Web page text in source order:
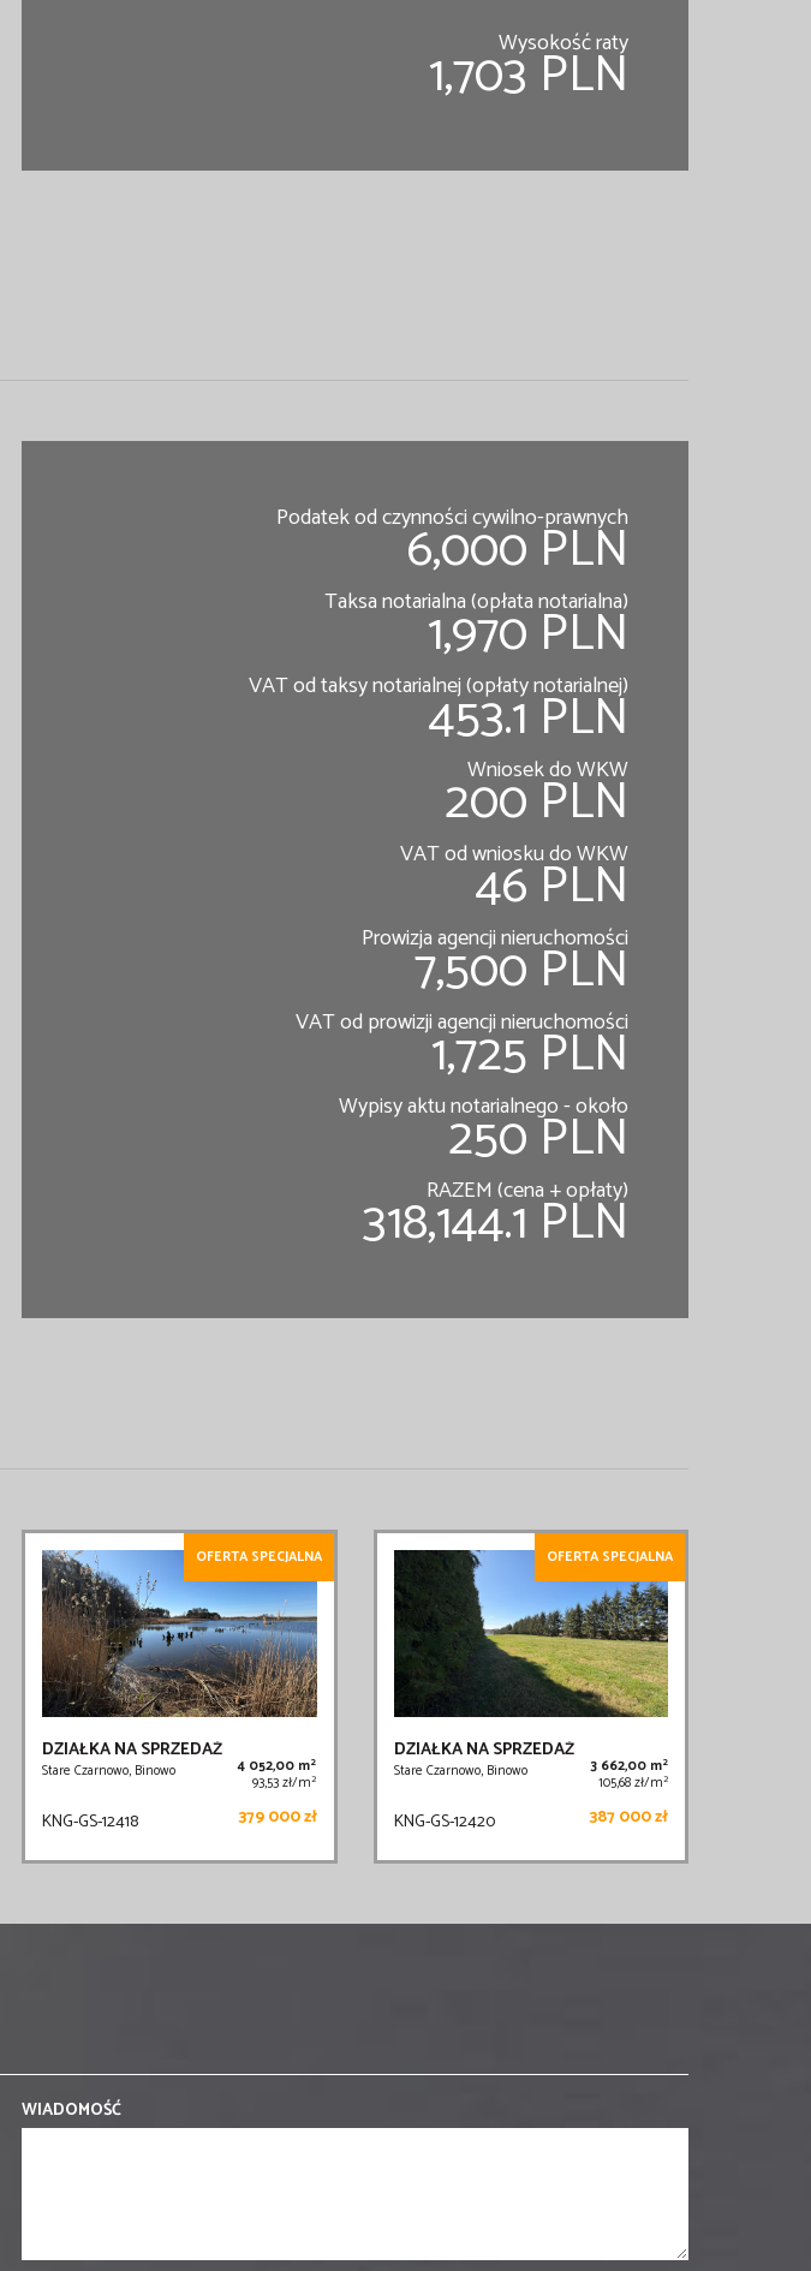
Wysokość raty
1,703 PLN
Podatek od czynności cywilno-prawnych
6,000 PLN
Taksa notarialna (opłata notarialna)
1,970 PLN
VAT od taksy notarialnej (opłaty notarialnej)
453.1 PLN
Wniosek do WKW
200 PLN
VAT od wniosku do WKW
46 PLN
Prowizja agencji nieruchomości
7,500 PLN
VAT od prowizji agencji nieruchomości
1,725 PLN
Wypisy aktu notarialnego - około
250 PLN
RAZEM (cena + opłaty)
318,144.1 PLN
OFERTA SPECJALNA
DZIAŁKA NA SPRZEDAŻ
Stare Czarnowo, Binowo 4 052,00 m2
93,53 zł/m2
KNG-GS-12418 379 000 zł
OFERTA SPECJALNA
DZIAŁKA NA SPRZEDAŻ
Stare Czarnowo, Binowo 3 662,00 m2
105,68 zł/m2
KNG-GS-12420 387 000 zł
WIADOMOŚĆ